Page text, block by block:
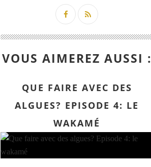
VOUS AIMEREZ AUSSI :
QUE FAIRE AVEC DES
ALGUES? EPISODE 4: LE
WAKAMÉ